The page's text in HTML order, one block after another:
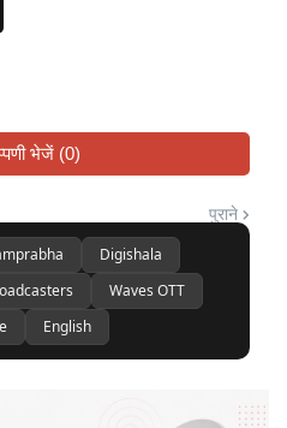
भेजें (0)
पुराने
Digishala
Waves OTT
English